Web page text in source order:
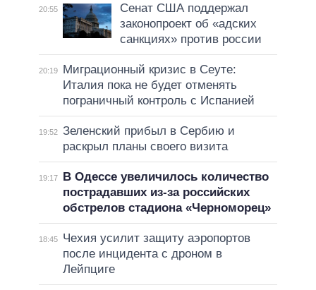
20:55
Сенат США поддержал
законопроект об «адских
санкциях» против россии
20:19
Миграционный кризис в Сеуте:
Италия пока не будет отменять
пограничный контроль с Испанией
19:52 Зеленский прибыл в Сербию и
раскрыл планы своего визита
19:17
В Одессе увеличилось количество
пострадавших из-за российских
обстрелов стадиона «Черноморец»
18:45
Чехия усилит защиту аэропортов
после инцидента с дроном в
Лейпциге